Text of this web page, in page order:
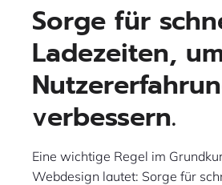
Sorge für
Ladezeiten,
verbessern.
Eine wichtige Regel im
Webdesign lautet: Sorge für